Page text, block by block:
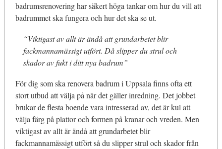
badrumsrenovering har säkert höga tankar om hur du vill att
badrummet ska fungera och hur det ska se ut.
“Viktigast av allt är ändå att grundarbetet blir
fackmannamässigt utfört. Då slipper du strul och
skador av fukt i ditt nya badrum”
För dig som ska renovera badrum i Uppsala finns ofta ett
stort utbud att välja på när det gäller inredning. Det jobbet
brukar de flesta boende vara intresserad av, det är kul att
välja färg på plattor och formen på kranar och vreden. Men
viktigast av allt är ändå att grundarbetet blir
fackmannamässigt utfört så du slipper strul och skador från